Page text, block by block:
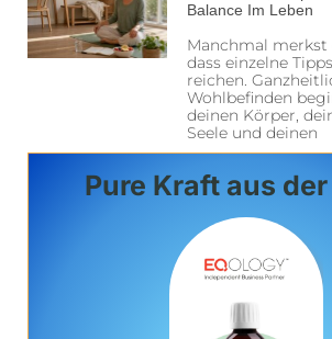
Balance Im Leben
Manchmal merkst
dass einzelne
reichen.
Wohlbefinden
deinen Körper,
Seele und deinen
Pure Kraft aus